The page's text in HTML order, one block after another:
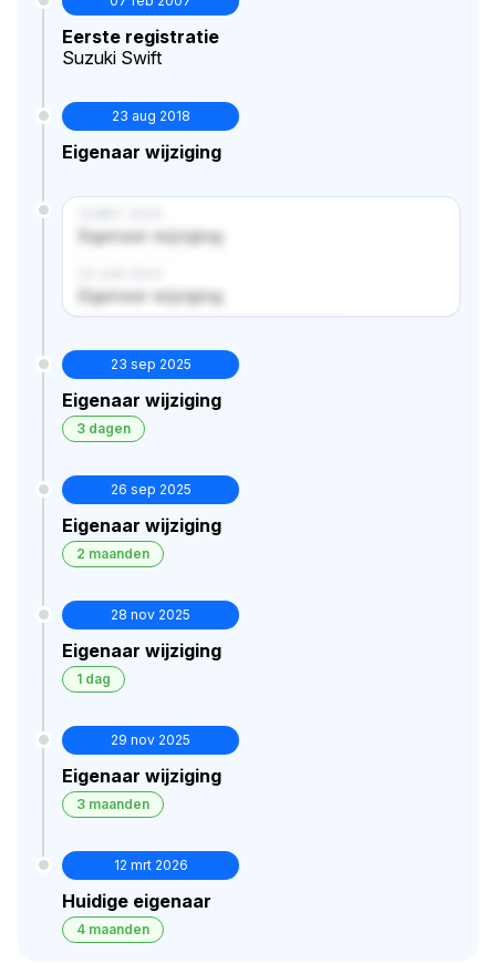
Eerste registratie
Suzuki Swift
23 aug 2018
Eigenaar wijziging
Eigenaar wijziging
Eigenaar wijziging
23 sep 2025
Eigenaar wijziging
3 dagen
26 sep 2025
Eigenaar wijziging
2 maanden
28 nov 2025
Eigenaar wijziging
1 dag
29 nov 2025
Eigenaar wijziging
3 maanden
12 mrt 2026
Huidige eigenaar
4 maanden